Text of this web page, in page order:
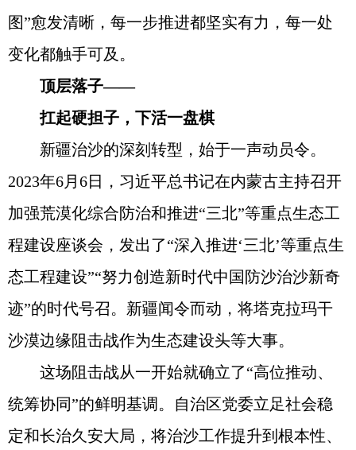
图”愈发清晰，每一步推进都坚实有力，每一处
变化都触手可及。
顶层落子——
扛起硬担子，下活一盘棋
新疆治沙的深刻转型，始于一声动员令。
2023年6月6日，习近平总书记在内蒙古主持召开
加强荒漠化综合防治和推进“三北”等重点生态工
程建设座谈会，发出了“深入推进‘三北’等重点生
态工程建设”“努力创造新时代中国防沙治沙新奇
迹”的时代号召。新疆闻令而动，将塔克拉玛干
沙漠边缘阻击战作为生态建设头等大事。
这场阻击战从一开始就确立了“高位推动、
统筹协同”的鲜明基调。自治区党委立足社会稳
定和长治久安大局，将治沙工作提升到根本性、